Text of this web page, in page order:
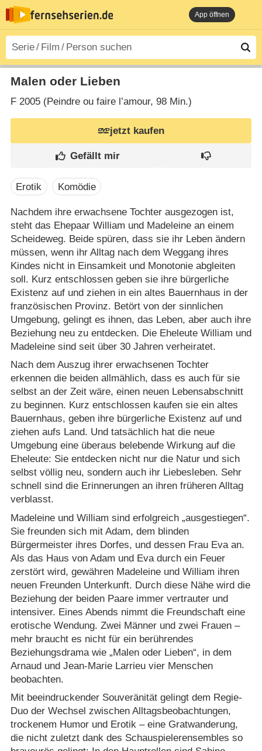
App öffnen
Malen oder Lieben
F2005 (Peindre ou faire l’amour‎, 98 Min.)
jetzt kaufen
Erotik Komödie
Nachdem ihre erwachsene Tochter ausgezogen ist,
steht das Ehepaar William und Madeleine an einem
Scheideweg. Beide spüren, dass sie ihr Leben ändern
müssen, wenn ihr Alltag nach dem Weggang ihres
Kindes nicht in Einsamkeit und Monotonie abgleiten
soll. Kurz entschlossen geben sie ihre bürgerliche
Existenz auf und ziehen in ein altes Bauernhaus in der
französischen Provinz. Betört von der sinnlichen
Umgebung, gelingt es ihnen, das Leben, aber auch ihre
Beziehung neu zu entdecken. Die Eheleute William und
Madeleine sind seit über 30 Jahren verheiratet.
Nach dem Auszug ihrer erwachsenen Tochter
erkennen die beiden allmählich, dass es auch für sie
selbst an der Zeit wäre, einen neuen Lebensabschnitt
zu beginnen. Kurz entschlossen kaufen sie ein altes
Bauernhaus, geben ihre bürgerliche Existenz auf und
ziehen aufs Land. Und tatsächlich hat die neue
Umgebung eine überaus belebende Wirkung auf die
Eheleute: Sie entdecken nicht nur die Natur und sich
selbst völlig neu, sondern auch ihr Liebesleben. Sehr
schnell sind die Erinnerungen an ihren früheren Alltag
verblasst.
Madeleine und William sind erfolgreich „ausgestiegen“.
Sie freunden sich mit Adam, dem blinden
Bürgermeister ihres Dorfes, und dessen Frau Eva an.
Als das Haus von Adam und Eva durch ein Feuer
zerstört wird, gewähren Madeleine und William ihren
neuen Freunden Unterkunft. Durch diese Nähe wird die
Beziehung der beiden Paare immer vertrauter und
intensiver. Eines Abends nimmt die Freundschaft eine
erotische Wendung. Zwei Männer und zwei Frauen –
mehr braucht es nicht für ein berührendes
Beziehungsdrama wie „Malen oder Lieben“, in dem
Arnaud und Jean-Marie Larrieu vier Menschen
beobachten.
Mit beeindruckender Souveränität gelingt dem Regie-
Duo der Wechsel zwischen Alltagsbeobachtungen,
trockenem Humor und Erotik – eine Gratwanderung,
die nicht zuletzt dank des Schauspielerensembles so